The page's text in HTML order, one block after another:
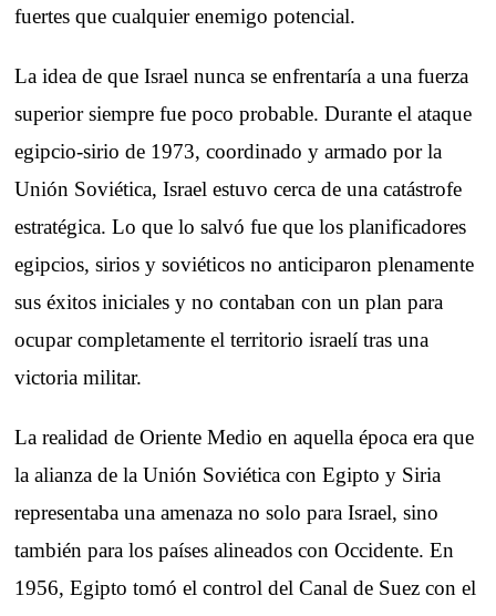
fuertes que cualquier enemigo potencial.
La idea de que Israel nunca se enfrentaría a una fuerza
superior siempre fue poco probable. Durante el ataque
egipcio-sirio de 1973, coordinado y armado por la
Unión Soviética, Israel estuvo cerca de una catástrofe
estratégica. Lo que lo salvó fue que los planificadores
egipcios, sirios y soviéticos no anticiparon plenamente
sus éxitos iniciales y no contaban con un plan para
ocupar completamente el territorio israelí tras una
victoria militar.
La realidad de Oriente Medio en aquella época era que
la alianza de la Unión Soviética con Egipto y Siria
representaba una amenaza no solo para Israel, sino
también para los países alineados con Occidente. En
1956, Egipto tomó el control del Canal de Suez con el